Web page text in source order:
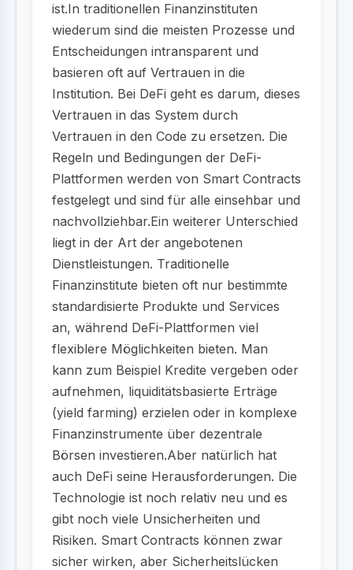
ist.In traditionellen Finanzinstituten
wiederum sind die meisten Prozesse und
Entscheidungen intransparent und
basieren oft auf Vertrauen in die
Institution. Bei DeFi geht es darum, dieses
Vertrauen in das System durch
Vertrauen in den Code zu ersetzen. Die
Regeln und Bedingungen der DeFi-
Plattformen werden von Smart Contracts
festgelegt und sind für alle einsehbar und
nachvollziehbar.Ein weiterer Unterschied
liegt in der Art der angebotenen
Dienstleistungen. Traditionelle
Finanzinstitute bieten oft nur bestimmte
standardisierte Produkte und Services
an, während DeFi-Plattformen viel
flexiblere Möglichkeiten bieten. Man
kann zum Beispiel Kredite vergeben oder
aufnehmen, liquiditätsbasierte Erträge
(yield farming) erzielen oder in komplexe
Finanzinstrumente über dezentrale
Börsen investieren.Aber natürlich hat
auch DeFi seine Herausforderungen. Die
Technologie ist noch relativ neu und es
gibt noch viele Unsicherheiten und
Risiken. Smart Contracts können zwar
sicher wirken, aber Sicherheitslücken